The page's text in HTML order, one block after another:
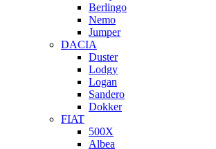
Berlingo
Nemo
Jumper
DACIA
Duster
Lodgy
Logan
Sandero
Dokker
FIAT
500X
Albea